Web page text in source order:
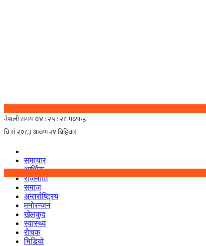
समाचार
आर्थिक
राजनीति
समाज
अन्तर्राष्ट्रिय
मनोरन्जन
खेलकुद
स्वास्थ्य
रोचक
भिडियो